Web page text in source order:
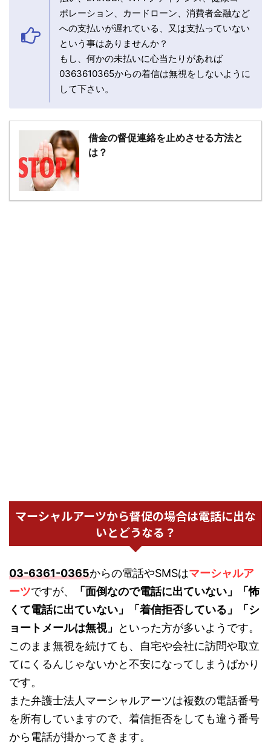
ポレーション、カードローン、消費者金融など
への支払いが遅れている、又は支払っていない
という事はありませんか？
もし、何かの未払いに心当たりがあれば
0363610365からの着信は無視をしないように
して下さい。
借金の督促連絡を止めさせる方法と
は？
マーシャルアーツから督促の場合は電話に出な
いとどうなる？
03-6361-0365からの電話やSMSはマーシャルア
ーツですが、
「面倒なので電話に出ていない」「怖
くて電話に出ていない」「着信拒否している」「シ
ョートメールは無視」
といった方が多いようです。
このまま無視を続けても、自宅や会社に訪問や取立
てにくるんじゃないかと不安になってしまうばかり
です。
また弁護士法人マーシャルアーツは複数の電話番号
を所有していますので、着信拒否をしても違う番号
から電話が掛かってきます。